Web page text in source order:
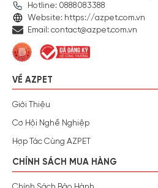
Hotline: 0888083388
Website: https://azpet.com.vn
Email: contact@azpet.com.vn
VỀ AZPET
Giới Thiệu
Cơ Hội Nghề Nghiệp
Hợp Tác Cùng AZPET
CHÍNH SÁCH MUA HÀNG